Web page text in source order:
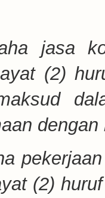
jasa
(2)
(2)